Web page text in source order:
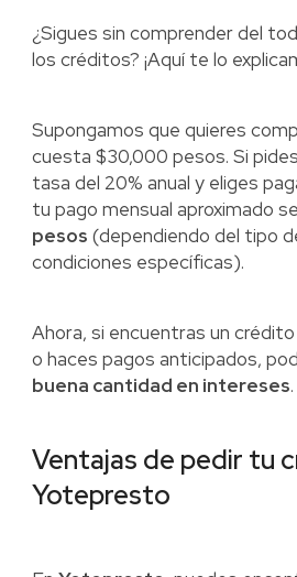
¿Sigues sin comprender del
los créditos? ¡Aquí te lo
Supongamos que quieres
cuesta $30,000 pesos. Si
tasa del 20% anual y eliges
tu pago mensual aproximado
pesos (dependiendo del tipo
condiciones específicas).
Ahora, si encuentras un
o haces pagos anticipados,
buena cantidad en intereses.
Ventajas de pedir tu
Yotepresto